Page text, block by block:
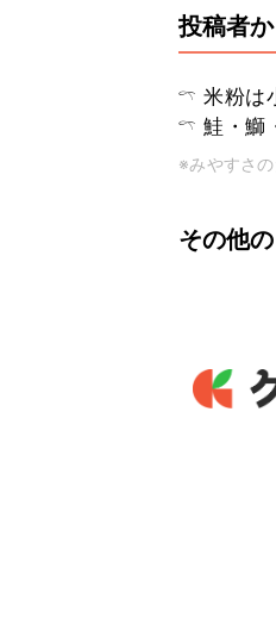
投稿者
𓍼 米粉は
𓍼 鮭・鰤
※みやすさ
その他